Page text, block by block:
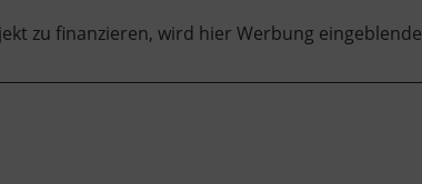
zu finanzieren, wird hier Werbung